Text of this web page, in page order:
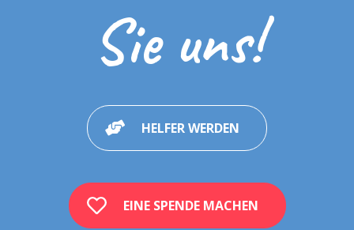
Sie uns!
HELFER WERDEN
EINE SPENDE MACHEN